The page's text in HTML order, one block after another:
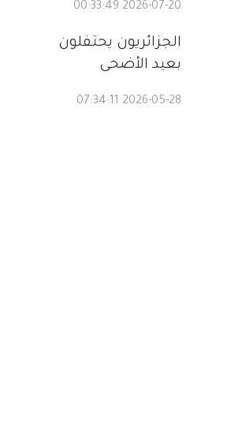
2026-07-20 00:33:49
الجزائريون يحتفلون
بعيد الأضحى
2026-05-28 07:34:11